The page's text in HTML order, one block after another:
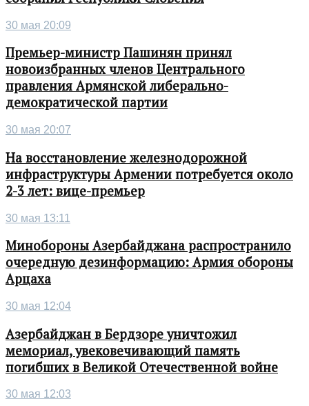
30 мая 20:09
Премьер-министр Пашинян принял
новоизбранных членов Центрального
правления Армянской либерально-
демократической партии
30 мая 20:07
На восстановление железнодорожной
инфраструктуры Армении потребуется около
2-3 лет: вице-премьер
30 мая 13:11
Минобороны Азербайджана распространило
очередную дезинформацию: Армия обороны
Арцаха
30 мая 12:04
Азербайджан в Бердзоре уничтожил
мемориал, увековечивающий память
погибших в Великой Отечественной войне
30 мая 12:03